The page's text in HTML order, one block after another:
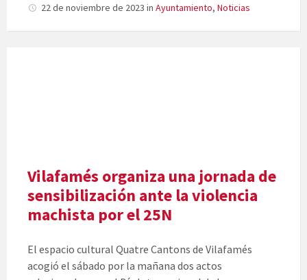
22 de noviembre de 2023 in Ayuntamiento, Noticias
Vilafamés organiza una jornada de
sensibilización ante la violencia
machista por el 25N
El espacio cultural Quatre Cantons de Vilafamés
acogió el sábado por la mañana dos actos